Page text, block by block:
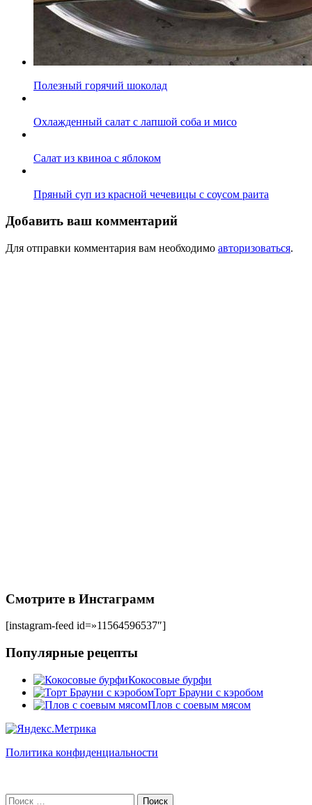
Полезный горячий шоколад
Охлажденный салат с лапшой соба и мисо
Салат из квиноа с яблоком
Пряный суп из красной чечевицы с соусом раита
Добавить ваш комментарий
Для отправки комментария вам необходимо авторизоваться.
Смотрите в Инстаграмм
[instagram-feed id=»11564596537″]
Популярные рецепты
Кокосовые бурфи
Торт Брауни с кэробом
Плов с соевым мясом
Политика конфиденциальности